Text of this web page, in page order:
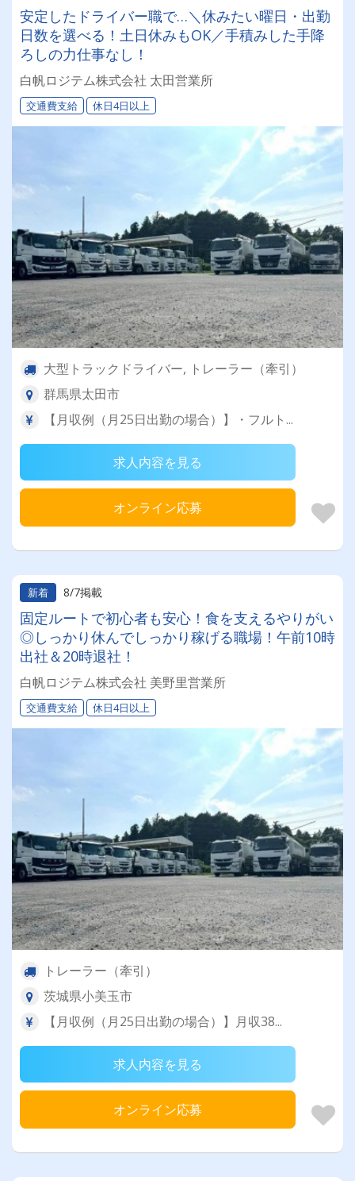
安定したドライバー職で…＼休みたい曜日・出勤
日数を選べる！土日休みもOK／手積みした手降
ろしの力仕事なし！
白帆ロジテム株式会社 太田営業所
交通費支給 休日4日以上
大型トラックドライバー, トレーラー（牽引）
群馬県太田市
【月収例（月25日出勤の場合）】・フルト...
求人内容を見る
オンライン応募
新着 8/7掲載
固定ルートで初心者も安心！食を支えるやりがい
◎しっかり休んでしっかり稼げる職場！午前10時
出社＆20時退社！
白帆ロジテム株式会社 美野里営業所
交通費支給 休日4日以上
トレーラー（牽引）
茨城県小美玉市
【月収例（月25日出勤の場合）】月収38...
求人内容を見る
オンライン応募